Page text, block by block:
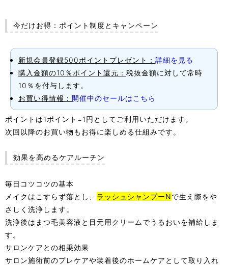
今だけお得：ポイント制度とキャンペーン
新規会員登録500ポイントプレゼント： 詳細を見る
購入金額の10％ポイント還元： 税抜金額に対して常時
10％を付与します。
お買い得情報： 開催中のセールはこちら
ポイントは1ポイント=1円としてご利用いただけます。
次回以降のお買い物もお得に楽しめる仕組みです。
効果を高めるケアルーチン
毎日コツコツの基本
メイクはこすらず落とし、 ラッシュシャンプーNで生え際をや
さしく洗浄します。
洗浄後はまつ毛美容液と目元用クリームでうるおいを補給しま
す。
サロンケアとの相乗効果
サロン施術前のプレケアや装着後のホームケアとして取り入れ